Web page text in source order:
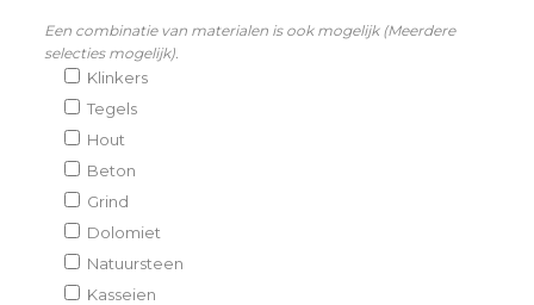
Een combinatie van materialen is ook mogelijk (Meerdere
selecties mogelijk).
Klinkers
Tegels
Hout
Beton
Grind
Dolomiet
Natuursteen
Kasseien